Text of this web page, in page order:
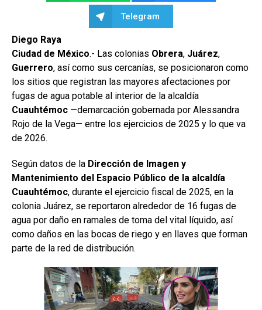
Telegram
Diego Raya
Ciudad de México.- Las colonias Obrera, Juárez,
Guerrero, así como sus cercanías, se posicionaron como
los sitios que registran las mayores afectaciones por
fugas de agua potable al interior de la alcaldía
Cuauhtémoc —demarcación gobernada por Alessandra
Rojo de la Vega— entre los ejercicios de 2025 y lo que va
de 2026.
Según datos de la Dirección de Imagen y
Mantenimiento del Espacio Público de la alcaldía
Cuauhtémoc, durante el ejercicio fiscal de 2025, en la
colonia Juárez, se reportaron alrededor de 16 fugas de
agua por daño en ramales de toma del vital líquido, así
como daños en las bocas de riego y en llaves que forman
parte de la red de distribución.